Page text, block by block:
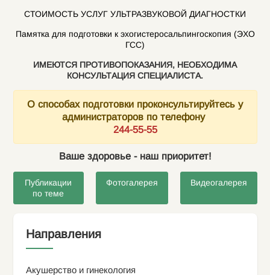
СТОИМОСТЬ УСЛУГ УЛЬТРАЗВУКОВОЙ ДИАГНОСТКИ
Памятка для подготовки к эхогистеросальпингоскопия (ЭХО
ГСС)
ИМЕЮТСЯ ПРОТИВОПОКАЗАНИЯ, НЕОБХОДИМА
КОНСУЛЬТАЦИЯ СПЕЦИАЛИСТА.
О способах подготовки проконсультируйтесь у
администраторов по телефону
244-55-55
Ваше здоровье - наш приоритет!
Публикации
по теме
Фотогалерея Видеогалерея
Направления
Акушерство и гинекология